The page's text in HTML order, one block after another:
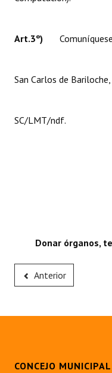
Art.3º) Comuníquese.
San Carlos de
SC/LMT/ndf.
Donar órganos,
Anterior
CONCEJO